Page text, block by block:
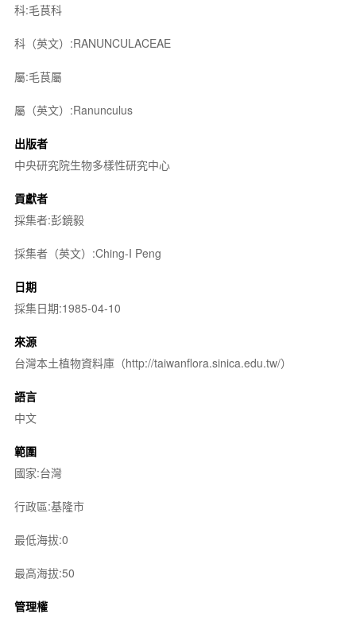
科:毛茛科
科（英文）:RANUNCULACEAE
屬:毛茛屬
屬（英文）:Ranunculus
出版者
中央研究院生物多樣性研究中心
貢獻者
採集者:彭鏡毅
採集者（英文）:Ching-I Peng
日期
採集日期:1985-04-10
來源
台灣本土植物資料庫（http://taiwanflora.sinica.edu.tw/）
語言
中文
範圍
國家:台灣
行政區:基隆市
最低海拔:0
最高海拔:50
管理權